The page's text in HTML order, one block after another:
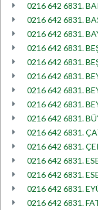
0216 642 6831.
0216 642 6831.
0216 642 6831.
0216 642 6831.
0216 642 6831.
0216 642 6831.
0216 642 6831.
0216 642 6831.
0216 642 6831.
0216 642 6831.
0216 642 6831.
0216 642 6831.
0216 642 6831.
0216 642 6831.
0216 642 6831.